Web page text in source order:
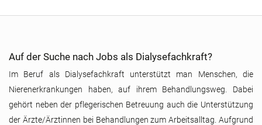
Auf der Suche nach Jobs als Dialysefachkraft?
Im Beruf als Dialysefachkraft unterstützt man Menschen, die
Nierenerkrankungen haben, auf ihrem Behandlungsweg. Dabei
gehört neben der pflegerischen Betreuung auch die Unterstützung
der Ärzte/Ärztinnen bei Behandlungen zum Arbeitsalltag. Aufgrund